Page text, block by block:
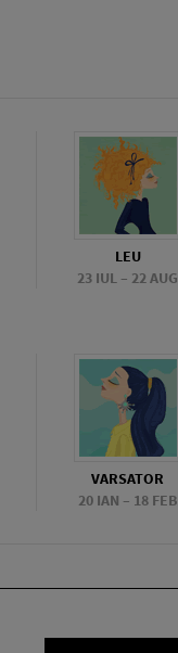
LEU
23 IUL – 22 AUG
VARSATOR
20 IAN – 18 FEB